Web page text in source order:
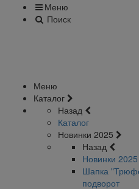
Меню
Поиск
Меню
Каталог
Назад
Каталог
Новинки 2025
Назад
Новинки 2025
Шапка
подворот